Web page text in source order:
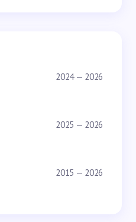
2024 — 2026
2025 — 2026
2015 — 2026